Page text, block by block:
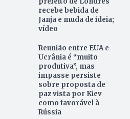
recebe bebida de
Janja e muda de ideia;
vídeo
Reunião entre EUA e
Ucrânia é “muito
produtiva”, mas
impasse persiste
sobre proposta de
paz vista por Kiev
como favorável à
Rússia